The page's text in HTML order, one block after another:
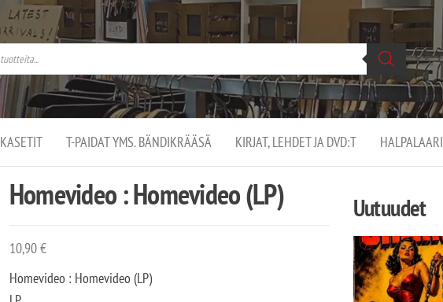
KASETIT T-PAIDAT YMS. BÄNDIKRÄÄSÄ KIRJAT, LEHDET JA DVD:T HALPALAARI
Homevideo : Homevideo (LP)
10,90€
Homevideo : Homevideo (LP)
Uutuudet